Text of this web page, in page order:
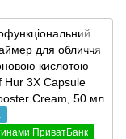
ПриватБанк